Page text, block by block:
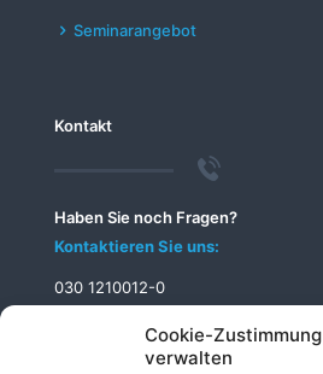
Cookie-Zustimmung
verwalten
Seminarangebot
Kontakt
Haben Sie noch Fragen?
Kontaktieren Sie uns:
030 1210012-0
info@telecomputer.de